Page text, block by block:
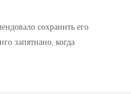
сохранить его
запятнано, когда